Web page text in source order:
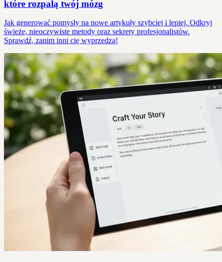
które rozpalą twój mózg
Jak generować pomysły na nowe artykuły szybciej i lepiej. Odkryj
świeże, nieoczywiste metody oraz sekrety profesjonalistów.
Sprawdź, zanim inni cię wyprzedzą!